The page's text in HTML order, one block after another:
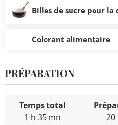
Billes de sucre pour la
Colorant alimentaire
PRÉPARATION
Temps total
1 h 35 mn
20